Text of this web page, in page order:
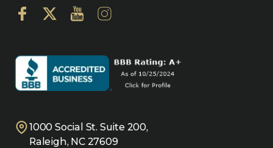
1000 Social St. Suite 200,
Raleigh, NC 27609